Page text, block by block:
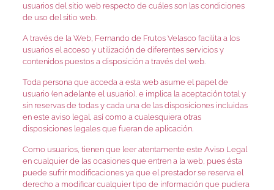
usuarios del sitio web respecto de cuáles son las condiciones
de uso del sitio web.
A través de la Web, Fernando de Frutos Velasco facilita a los
usuarios el acceso y utilización de diferentes servicios y
contenidos puestos a disposición a través del web.
Toda persona que acceda a esta web asume el papel de
usuario (en adelante el usuario), e implica la aceptación total y
sin reservas de todas y cada una de las disposiciones incluidas
en este aviso legal, así como a cualesquiera otras
disposiciones legales que fueran de aplicación.
Como usuarios, tienen que leer atentamente este Aviso Legal
en cualquier de las ocasiones que entren a la web, pues ésta
puede sufrir modificaciones ya que el prestador se reserva el
derecho a modificar cualquier tipo de información que pudiera